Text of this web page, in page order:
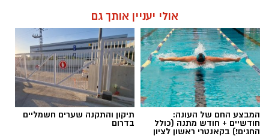
החולפת לא הצליחה מכבי ראשון לציון להשיג את
יעדיה במאבק על התארים.
לקראת פתיחת העונה אמר סידי: "אני שמח ומצפה
בקוצר רוח להתחיל את העונה העשירית שלי
במכבי ראשון לציון – מועדון שהפך מזמן לבית שלי.
המטרה תמיד הייתה ונשארה לזכות בתארים.
לאחר שזה לא קרה בעונה שעברה, אנחנו מגיעים
קרא עוד
אולי יעניין אותך גם